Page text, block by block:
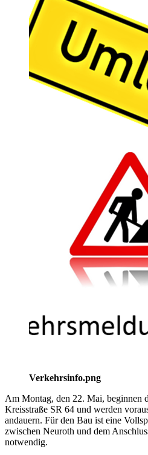
Verkehrsinfo.png
Am Montag, den 22. Mai, beginnen
Kreisstraße SR 64 und werden
andauern. Für den Bau ist eine
zwischen Neuroth und dem
notwendig.